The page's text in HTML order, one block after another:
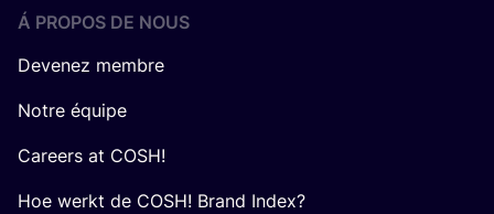
Á PROPOS DE NOUS
Devenez membre
Notre équipe
Careers at COSH!
Hoe werkt de COSH! Brand Index?